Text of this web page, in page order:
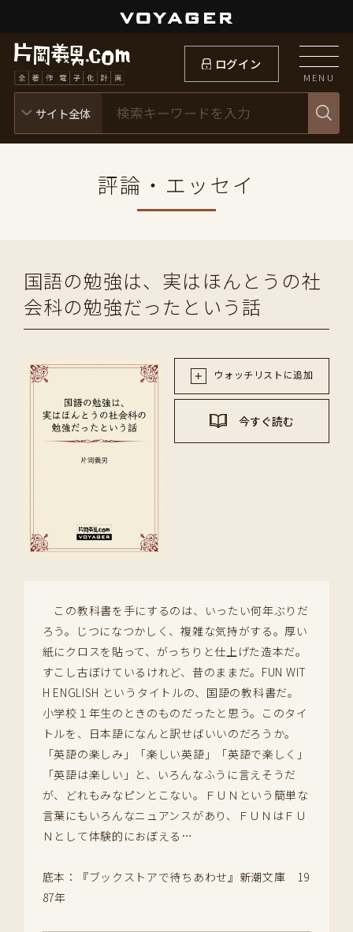
ログイン
MENU
評論・エッセイ
国語の勉強は、実はほんとうの社
会科の勉強だったという話
ウォッチリストに追加
今すぐ読む
この教科書を手にするのは、いったい何年ぶりだ
ろう。じつになつかしく、複雑な気持がする。厚い
紙にクロスを貼って、がっちりと仕上げた造本だ。
すこし古ぼけているけれど、昔のままだ。FUN WIT
H ENGLISH というタイトルの、国語の教科書だ。
小学校１年生のときのものだったと思う。このタイ
トルを、日本語になんと訳せばいいのだろうか。
「英語の楽しみ」「楽しい英語」「英語で楽しく」
「英語は楽しい」と、いろんなふうに言えそうだ
が、どれもみなピンとこない。ＦＵＮという簡単な
言葉にもいろんなニュアンスがあり、ＦＵＮはＦＵ
Ｎとして体験的におぼえる…
底本：『ブックストアで待ちあわせ』新潮文庫 19
87年